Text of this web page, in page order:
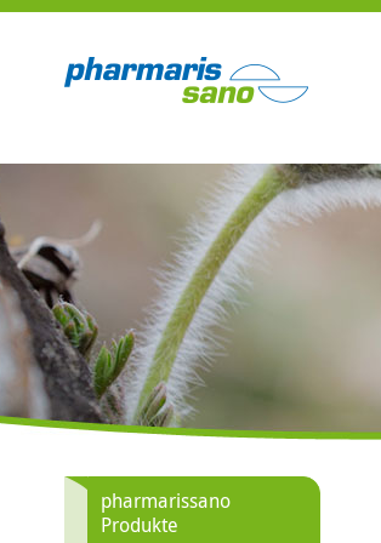
pharmarissano
Produkte